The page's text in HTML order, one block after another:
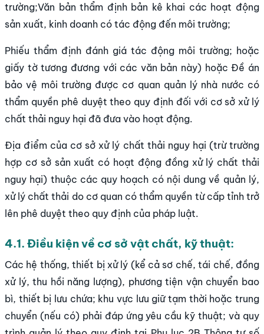
trường;Văn bản thẩm định bản kê khai các hoạt động
sản xuất, kinh doanh có tác động đến môi trường;
Phiếu thẩm định đánh giá tác động môi trường; hoặc
giấy tờ tương đương với các văn bản này) hoặc Đề án
bảo vệ môi trường được cơ quan quản lý nhà nước có
thẩm quyền phê duyệt theo quy định đối với cơ sở xử lý
chất thải nguy hại đã đưa vào hoạt động.
Địa điểm của cơ sở xử lý chất thải nguy hại (trừ trường
hợp cơ sở sản xuất có hoạt động đồng xử lý chất thải
nguy hại) thuộc các quy hoạch có nội dung về quản lý,
xử lý chất thải do cơ quan có thẩm quyền từ cấp tỉnh trở
lên phê duyệt theo quy định của pháp luật.
4.1. Điều kiện về cơ sở vật chất, kỹ thuật:
Các hệ thống, thiết bị xử lý (kể cả sơ chế, tái chế, đồng
xử lý, thu hồi năng lượng), phương tiện vận chuyển bao
bì, thiết bị lưu chứa; khu vực lưu giữ tạm thời hoặc trung
chuyển (nếu có) phải đáp ứng yêu cầu kỹ thuật; và quy